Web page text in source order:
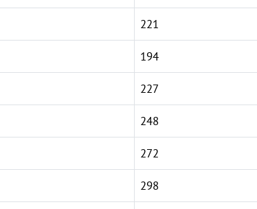
221
194
227
248
272
298